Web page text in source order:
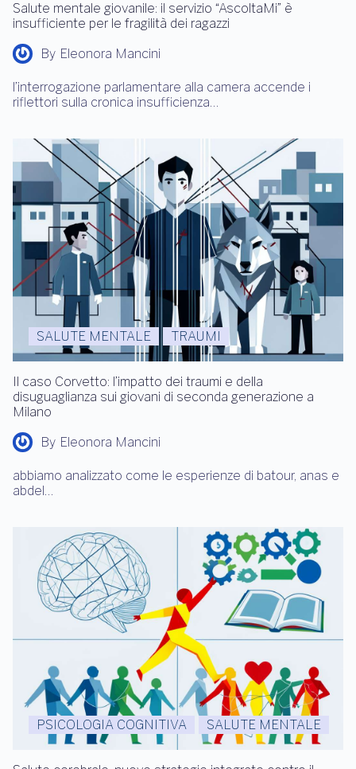
Salute mentale giovanile: il servizio “AscoltaMi” è
insufficiente per le fragilità dei ragazzi
By Eleonora Mancini
l’interrogazione parlamentare alla camera accende i
riflettori sulla cronica insufficienza…
SALUTE MENTALE TRAUMI
Il caso Corvetto: l’impatto dei traumi e della
disuguaglianza sui giovani di seconda generazione a
Milano
By Eleonora Mancini
abbiamo analizzato come le esperienze di batour, anas e
abdel…
PSICOLOGIA COGNITIVA SALUTE MENTALE